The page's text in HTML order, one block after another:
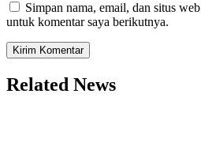
Simpan nama, email, dan situs
untuk komentar saya berikutnya.
Related News